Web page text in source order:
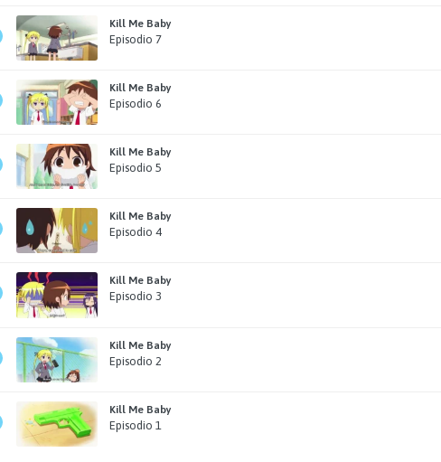
Kill Me Baby
Episodio 7
Kill Me Baby
Episodio 6
Kill Me Baby
Episodio 5
Kill Me Baby
Episodio 4
Kill Me Baby
Episodio 3
Kill Me Baby
Episodio 2
Kill Me Baby
Episodio 1